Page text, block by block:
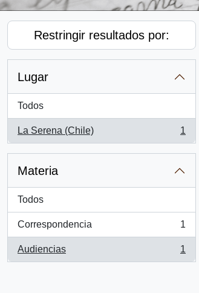
Restringir resultados por:
Lugar
Todos
La Serena (Chile)
, 1 resultados
1
Materia
Todos
Correspondencia
, 1 resultados
1
Audiencias
, 1 resultados
1